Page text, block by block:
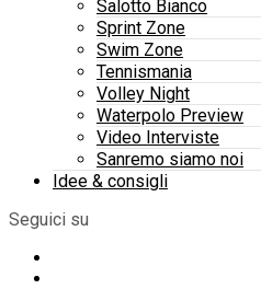
Salotto Bianco
Sprint Zone
Swim Zone
Tennismania
Volley Night
Waterpolo Preview
Video Interviste
Sanremo siamo noi
Idee & consigli
Seguici su